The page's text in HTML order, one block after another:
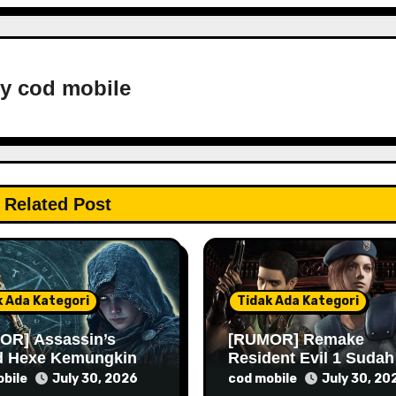
cod mobile
Related Post
Ada Kategori
Assassin’s
Hexe Kemungkinan
Lama Lagi
July 30, 2026
Tidak Ada Kategori
[RUMOR] Remake
Resident Evil 1 Sudah
Masuk Tahap Pre-
cod mobile July 30,